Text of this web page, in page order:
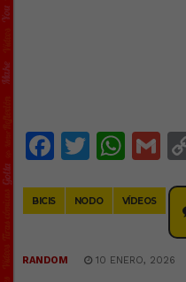
Facebook
Twitter
BICIS NODO VÍDEOS
RANDOM 10 ENERO, 2026